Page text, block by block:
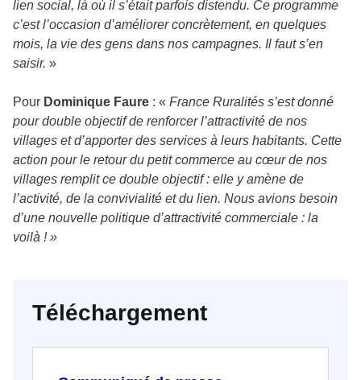
lien social, là où il s’était parfois distendu. Ce programme
c’est l’occasion d’améliorer concrètement, en quelques
mois, la vie des gens dans nos campagnes. Il faut s’en
saisir. »
Pour Dominique Faure : « France Ruralités s’est donné
pour double objectif de renforcer l’attractivité de nos
villages et d’apporter des services à leurs habitants. Cette
action pour le retour du petit commerce au cœur de nos
villages remplit ce double objectif : elle y amène de
l’activité, de la convivialité et du lien. Nous avions besoin
d’une nouvelle politique d’attractivité commerciale : la
voilà ! »
Téléchargement